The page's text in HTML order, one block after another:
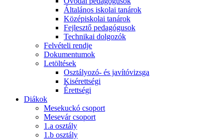
Általános iskolai tanárok
Középiskolai tanárok
Fejlesztő pedagógusok
Technikai dolgozók
Felvételi rendje
Dokumentumok
Letöltések
Osztályozó- és javítóvizsga
Kisérettségi
Érettségi
Diákok
Mesekuckó csoport
Mesevár csoport
1.a osztály
1.b osztály